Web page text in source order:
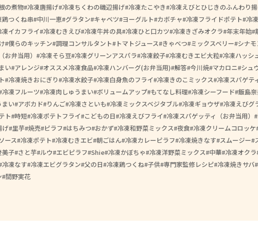
の煮物 冷凍唐揚げ 冷凍ちくわの磯辺揚げ 冷凍たこやき 冷凍えびとひじきのふんわり
鶏つくね串 中川一恵 グラタン キャベツ ヨーグルト カボチャ 冷凍フライドポテト 冷
凍イカフライ 冷凍むきえび 冷凍牛丼の具 冷凍ひと口カツ 冷凍きざみオクラ 年末年始
僕らのキッチン 調理コンサルタント トマトジュース きゃべつ ミックスベリー シナモ
お弁当用）
冷凍そら豆 冷凍グリーンアスパラ 冷凍餃子 冷凍むきエビ大粒 冷凍ハッシ
い アレンジ オススメ冷凍食品 冷凍ハンバーグ(お弁当用) 解答 今川焼 マカロニ シュ
冷凍焼きおにぎり 冷凍水餃子 冷凍白身魚のフライ 冷凍きのこミックス 冷凍スパゲテ
冷凍フルーツ 冷凍肉しゅうまい ボリュームアップ もてなし料理 冷凍シーフード 飯島
まい アボカド りんご 冷凍さといも 冷凍ミックスベジタブル 冷凍ギョウザ 冷凍えびグ
ト 時短 冷凍ポテトフライ こどもの日 冷凍えびフライ 冷凍スパゲッティ（お弁当用）
げ 里芋 焼売 ピラフ はちみつ おかず 冷凍和野菜ミックス 夜食 冷凍クリームコロッケ
ース 冷凍ポテト 冷凍むきエビ 朝ごはん 冷凍カレーピラフ 冷凍焼きなす スムージー
美子 さと芋 ルウ エビピラフ Shie 冷凍かぼちゃ 冷凍洋野菜ミックス 中華 冷凍オクラ
冷凍なす 冷凍エビグラタン 父の日 冷凍鶏つくね 子供 専門家監修レシピ 冷凍焼きサバ
間野実花